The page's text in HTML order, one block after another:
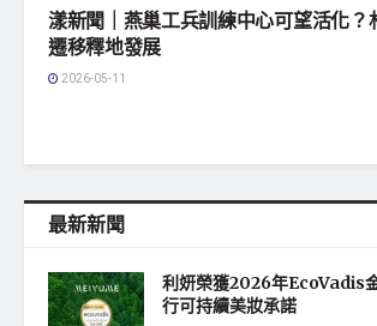
漾新聞｜燕巢工兵訓練中心可望活化？
遷移釋地發展
2026-05-11
最新新聞
利妍榮獲2026年EcoVadis
行可持續美妝承諾